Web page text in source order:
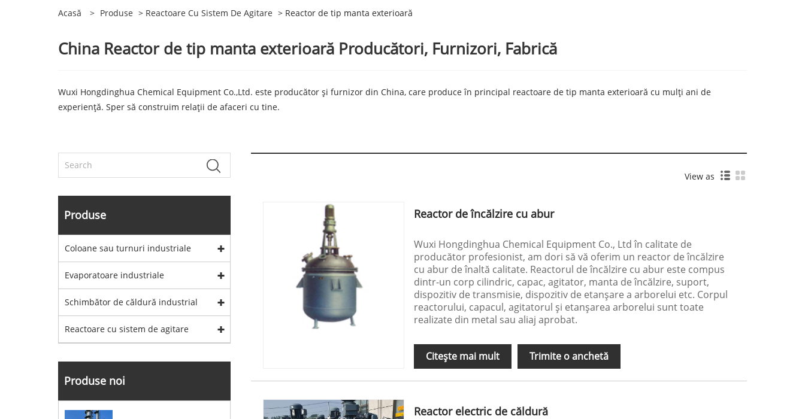
Acasă > Produse > Reactoare Cu Sistem De Agitare > Reactor de tip manta exterioară
China Reactor de tip manta exterioară Producători, Furnizori, Fabrică
Wuxi Hongdinghua Chemical Equipment Co.,Ltd. este producător și furnizor din China, care produce în principal reactoare de tip manta exterioară cu mulți ani de
experiență. Sper să construim relații de afaceri cu tine.
Produse
Coloane sau turnuri industriale
Evaporatoare industriale
Schimbător de căldură industrial
Reactoare cu sistem de agitare
Produse noi
View as
Reactor de încălzire cu abur
Wuxi Hongdinghua Chemical Equipment Co., Ltd în calitate de
producător profesionist, am dori să vă oferim un reactor de încălzire
cu abur de înaltă calitate. Reactorul de încălzire cu abur este compus
dintr-un corp cilindric, capac, agitator, manta de încălzire, suport,
dispozitiv de transmisie, dispozitiv de etanșare a arborelui etc. Corpul
reactorului, capacul, agitatorul și etanșarea arborelui sunt toate
realizate din metal sau aliaj aprobat.
Citeşte mai mult Trimite o anchetă
Reactor electric de căldură